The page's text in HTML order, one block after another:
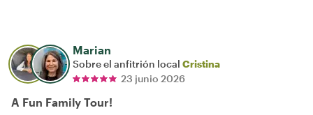
Marian
Sobre el anfitrión local Cristina
23 junio 2026
A Fun Family Tour!